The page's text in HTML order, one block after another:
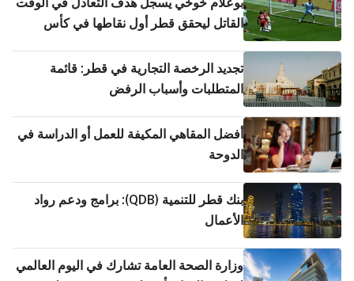
بوعلام خوخي يسجل هدف التعادل في الوقت
القاتل ليحقق قطر أول نقاطها في كأس
تجديد الرخصة التجارية في قطر: قائمة
المتطلبات وأسباب الرفض
أفضل المقاهي المكيفة للعمل أو الدراسة في
الدوحة
بنك قطر للتنمية (QDB): برامج ودعم رواد
الأعمال
وزارة الصحة العامة تشارك في اليوم العالمي